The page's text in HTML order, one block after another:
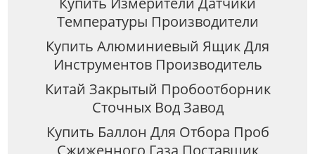
Температуры Производители
Купить Алюминиевый Ящик Для
Инструментов Производитель
Китай Закрытый Пробоотборник
Сточных Вод Завод
Купить Баллон Для Отбора Проб
Сжиженного Газа Поставщик